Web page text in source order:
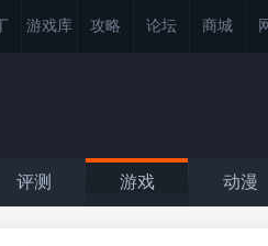
游戏库 攻略 论坛 商城
评测 游戏 动漫